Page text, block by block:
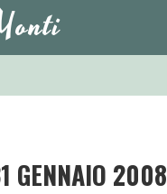
GENNAIO 2008